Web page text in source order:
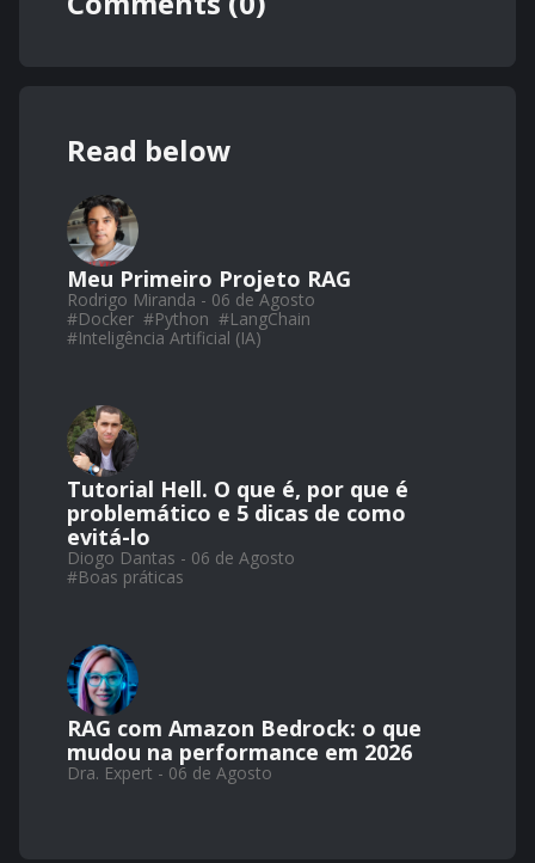
Read below
Meu Primeiro Projeto RAG
Rodrigo Miranda - 06 de Agosto
#Docker #Python #LangChain
#Inteligência Artificial (IA)
Tutorial Hell. O que é, por que é
problemático e 5 dicas de como
evitá-lo
Diogo Dantas - 06 de Agosto
#Boas práticas
RAG com Amazon Bedrock: o que
mudou na performance em 2026
Dra. Expert - 06 de Agosto